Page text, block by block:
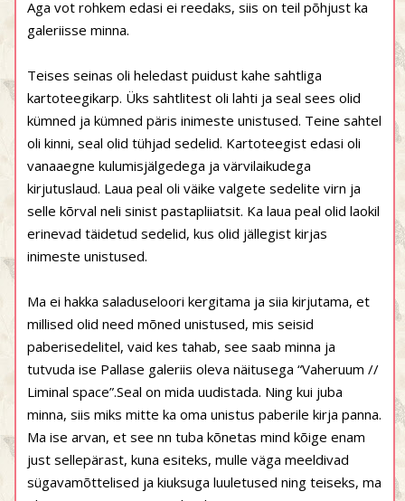
Aga vot rohkem edasi ei reedaks, siis on teil põhjust ka
galeriisse minna.
Teises seinas oli heledast puidust kahe sahtliga
kartoteegikarp. Üks sahtlitest oli lahti ja seal sees olid
kümned ja kümned päris inimeste unistused. Teine sahtel
oli kinni, seal olid tühjad sedelid. Kartoteegist edasi oli
vanaaegne kulumisjälgedega ja värvilaikudega
kirjutuslaud. Laua peal oli väike valgete sedelite virn ja
selle kõrval neli sinist pastapliiatsit. Ka laua peal olid laokil
erinevad täidetud sedelid, kus olid jällegist kirjas
inimeste unistused.
Ma ei hakka saladuseloori kergitama ja siia kirjutama, et
millised olid need mõned unistused, mis seisid
paberisedelitel, vaid kes tahab, see saab minna ja
tutvuda ise Pallase galeriis oleva näitusega “Vaheruum //
Liminal space”.Seal on mida uudistada. Ning kui juba
minna, siis miks mitte ka oma unistus paberile kirja panna.
Ma ise arvan, et see nn tuba kõnetas mind kõige enam
just sellepärast, kuna esiteks, mulle väga meeldivad
sügavamõttelised ja kiuksuga luuletused ning teiseks, ma